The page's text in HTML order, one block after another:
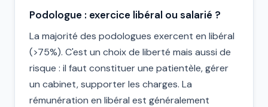
Podologue : exercice libéral ou salarié ?
La majorité des podologues exercent en libéral
(>75%). C'est un choix de liberté mais aussi de
risque : il faut constituer une patientèle, gérer
un cabinet, supporter les charges. La
rémunération en libéral est généralement